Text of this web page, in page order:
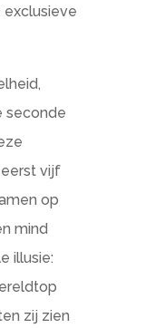
exclusieve
seconde
vijf
op
mind
illusie:
zij zien